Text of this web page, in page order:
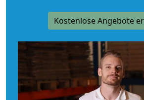
Kostenlose Angebote